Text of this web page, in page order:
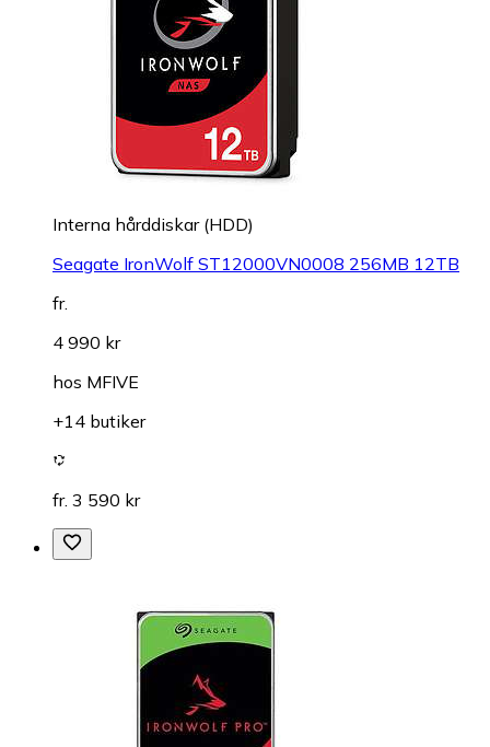
Interna hårddiskar (HDD)
Seagate IronWolf ST12000VN0008 256MB 12TB
fr.
4 990 kr
hos MFIVE
+14 butiker
fr. 3 590 kr